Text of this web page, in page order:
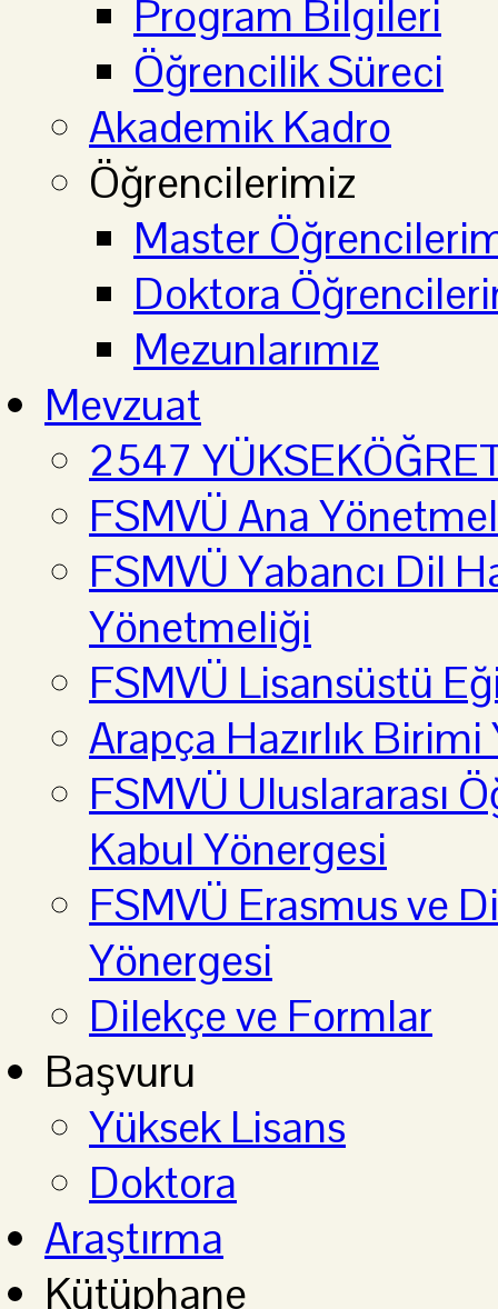
Program Bilgileri
Öğrencilik Süreci
Akademik Kadro
Öğrencilerimiz
Master
Doktora
Mezunlarımız
Mevzuat
2547
FSMVÜ Ana
FSMVÜ Yabancı Dil
Yönetmeliği
FSMVÜ Lisansüstü
Arapça Hazırlık
FSMVÜ Uluslararası
Kabul Yönergesi
FSMVÜ Erasmus ve
Yönergesi
Dilekçe ve Formlar
Başvuru
Yüksek Lisans
Doktora
Araştırma
Kütüphane